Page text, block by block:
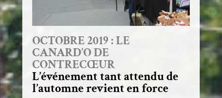
OCTOBRE 2019 : LE
CANARD’O DE
CONTRECŒUR
L’événement tant attendu de
l’automne revient en force